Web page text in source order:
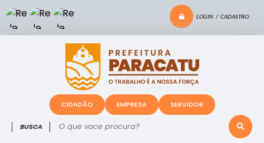
LOGIN / CADASTRO
O que voce procura?
CIDADÃO EMPRESA SERVIDOR